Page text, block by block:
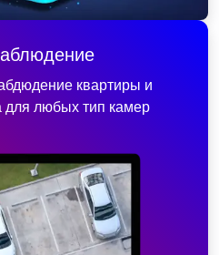
квартиры и
для любых тип камер